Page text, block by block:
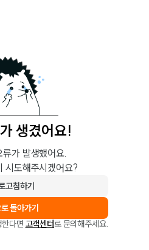
생겼어요!
류가 발생했어요.
시도해주시겠어요?
고침하기
돌아가기
다면 고객센터로 문의해주세요.